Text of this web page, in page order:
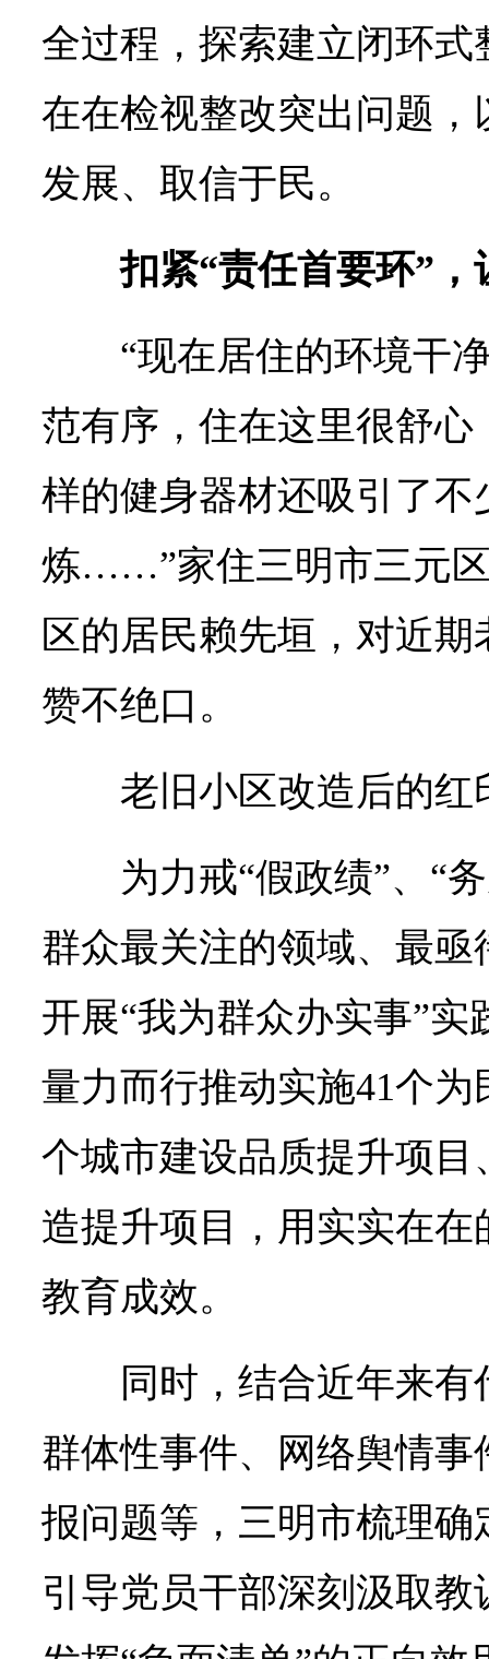
全过程，探索建立闭环
在在检视整改突出问题
发展、取信于民。
扣紧“责任首要环”，
“现在居住的环境干
范有序，住在这里很舒
样的健身器材还吸引了不
炼……”家住三明市三元
区的居民赖先垣，对近
赞不绝口。
老旧小区改造后的红
为力戒“假政绩”、“
群众最关注的领域、最
开展“我为群众办实事”
量力而行推动实施41个为
个城市建设品质提升项目
造提升项目，用实实在
教育成效。
同时，结合近年来
群体性事件、网络舆情
报问题等，三明市梳理确
引导党员干部深刻汲取